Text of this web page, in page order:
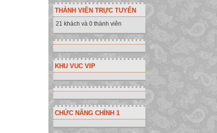
THÀNH VIÊN TRỰC TUYẾN
21 khách và 0 thành viên
KHU VUC VIP
CHỨC NĂNG CHÍNH 1